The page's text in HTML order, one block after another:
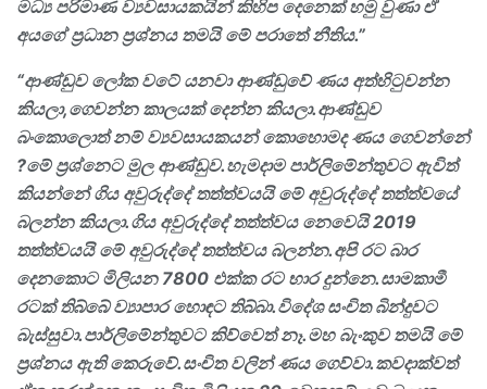
මධ්‍ය පරිමාණ ව්‍යවසායකයින් කිහිප දෙනෙක් හමු වුණා ඒ
අයගේ ප්‍රධාන ප්‍රශ්නය තමයි මේ පරාතේ නීතිය.”
“ආණ්ඩුව ලෝක වටේ යනවා ආණ්ඩුවේ ණය අත්හිටුවන්න
කියලා,ගෙවන්න කාලයක් දෙන්න කියලා.ආණ්ඩුව
බංකොලොත් නම් ව්‍යවසායකයන් කොහොමද ණය ගෙවන්නේ
?මේ ප්‍රශ්නෙට මුල ආණ්ඩුව.හැමදාම පාර්ලිමේන්තුවට ඇවිත්
කියන්නේ ගිය අවුරුද්දේ තත්ත්වයයි මේ අවුරුද්දේ තත්ත්වයේ
බලන්න කියලා.ගිය අවුරුද්දේ තත්ත්වය නෙවෙයි2019
තත්ත්වයයි මේ අවුරුද්දේ තත්ත්වය බලන්න.අපි රට බාර
දෙනකොට මිලියන 7800 එක්ක රට භාර දුන්නෙ.සාමකාමී
රටක් තිබ්බේ ව්‍යාපාර හොඳට තිබ්බා.විදේශ සංචිත බින්දුවට
බැස්සුවා.පාර්ලිමේන්තුවට කිව්වෙත් නෑ.මහ බැංකුව තමයි මේ
ප්‍රශ්නය ඇති කෙරුවේ.සංචිත වලින් ණය ගෙව්වා.කවදාක්වත්